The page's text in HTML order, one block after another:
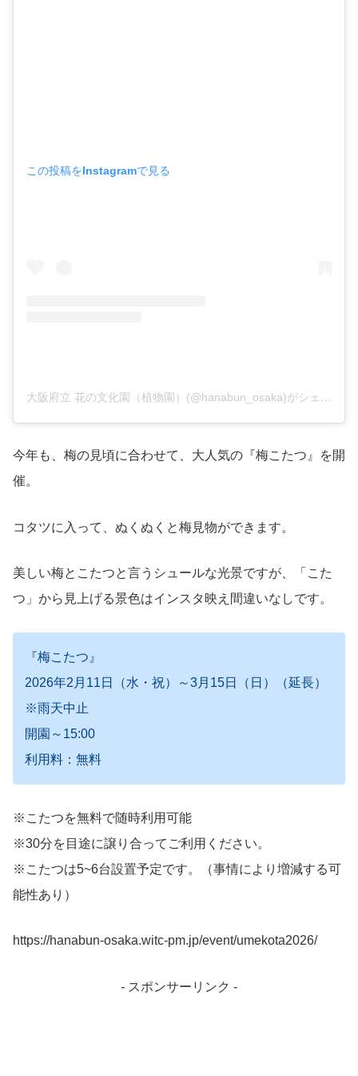
この投稿をInstagramで見る
大阪府立 花の文化園（植物園）(@hanabun_osaka)がシェアした投稿
今年も、梅の見頃に合わせて、大人気の『梅こたつ』を開
催。
コタツに入って、ぬくぬくと梅見物ができます。
美しい梅とこたつと言うシュールな光景ですが、「こた
つ」から見上げる景色はインスタ映え間違いなしです。
『梅こたつ』
2026年2月11日（水・祝）～3月15日（日）（延長）
※雨天中止
開園～15:00
利用料：無料
※こたつを無料で随時利用可能
※30分を目途に譲り合ってご利用ください。
※こたつは5~6台設置予定です。（事情により増減する可
能性あり）
https://hanabun-osaka.witc-pm.jp/event/umekota2026/
- スポンサーリンク -